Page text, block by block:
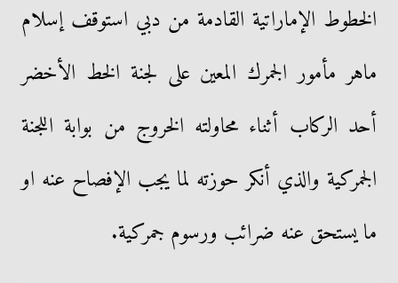
الخطوط الإماراتية القادمة من دبي استوقف إسلام
ماهر مأمور الجمرك المعين على لجنة الخط الأخضر
أحد الركاب أثناء محاولته الخروج من بوابة اللجنة
الجمركية والذي أنكر حوزته لما يجب الإفصاح عنه او
ما يستحق عنه ضرائب ورسوم جمركية.